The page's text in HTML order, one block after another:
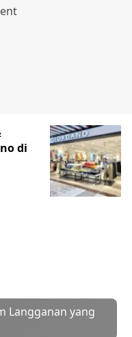
di
Langganan yang